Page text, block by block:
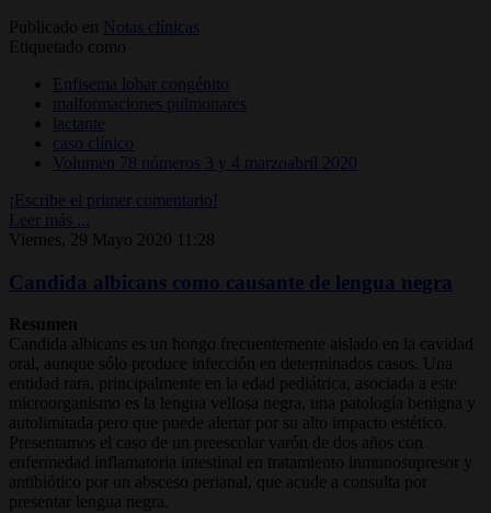
Publicado en
Notas clínicas
Etiquetado como
Enfisema lobar congénito
malformaciones pulmonares
lactante
caso clínico
Volumen 78 números 3 y 4 marzoabril 2020
¡Escribe el primer comentario!
Leer más ...
Viernes, 29 Mayo 2020 11:28
Candida albicans como causante de lengua negra
Resumen
Candida albicans es un hongo frecuentemente aislado en la cavidad
oral, aunque sólo produce infección en determinados casos. Una
entidad rara, principalmente en la edad pediátrica, asociada a este
microorganismo es la lengua vellosa negra, una patología benigna y
autolimitada pero que puede alertar por su alto impacto estético.
Presentamos el caso de un preescolar varón de dos años con
enfermedad inflamatoria intestinal en tratamiento inmunosupresor y
antibiótico por un absceso perianal, que acude a consulta por
presentar lengua negra.